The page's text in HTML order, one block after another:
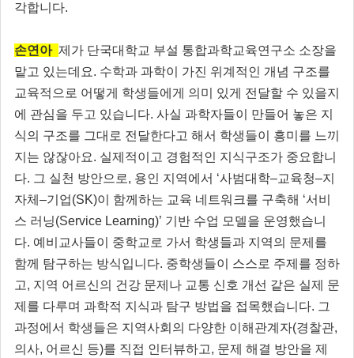
각합니다.
손연아 제가 단국대학교 부설 통합과학교육연구소 소장을
맡고 있는데요. 수학과 과학이 가진 위계적인 개념 구조를
교육적으로 어떻게 학생들에게 의미 있게 전달할 수 있을지
에 관심을 두고 있습니다. 사실 과학자들이 만들어 놓은 지
식의 구조를 그대로 전달한다고 해서 학생들이 흥미를 느끼
지는 않잖아요. 실제적이고 경험적인 지식구조가 중요합니
다. 그 실천 방안으로, 용인 지역에서 ‘사범대학–교육청–지
자체–기업(SK)이 함께하는 교육 네트워크를 구축해 ‘서비
스 러닝(Service Learning)’ 기반 수업 모델을 운영했습니
다. 예비교사들이 중학교로 가서 학생들과 지역의 문제를
함께 탐구하는 방식입니다. 중학생들이 스스로 주제를 정하
고, 지역 어르신의 건강 문제나 교통 신호 개선 같은 실제 문
제를 다루며 과학적 지식과 탐구 방법을 접목했습니다. 그
과정에서 학생들은 지역사회의 다양한 이해관계자(경찰관,
의사, 어르신 등)를 직접 인터뷰하고, 문제 해결 방안을 제